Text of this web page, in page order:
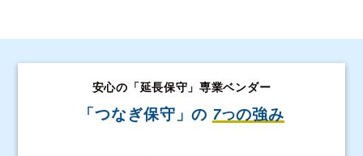
安心の「延長保守」専業ベンダー
「つなぎ保守」の 7つの強み